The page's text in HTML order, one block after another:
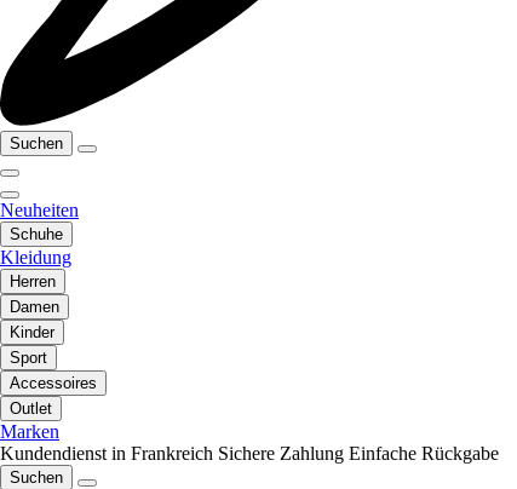
Suchen
Neuheiten
Schuhe
Kleidung
Herren
Damen
Kinder
Sport
Accessoires
Outlet
Marken
Kundendienst in Frankreich Sichere Zahlung Einfache Rückgabe
Suchen